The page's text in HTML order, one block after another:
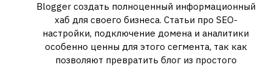
Blogger создать полноценный информационный
хаб для своего бизнеса. Статьи про SEO-
настройки, подключение домена и аналитики
особенно ценны для этого сегмента, так как
позволяют превратить блог из простого